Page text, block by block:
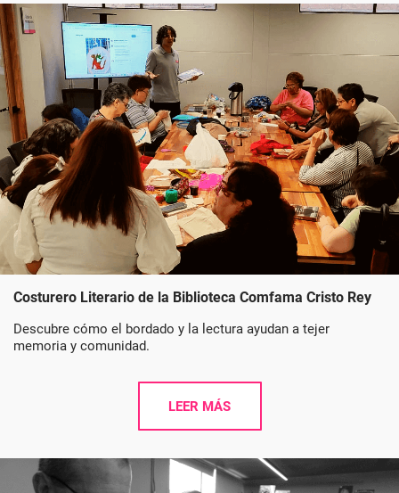
Costurero Literario de la Biblioteca Comfama Cristo Rey
Descubre cómo el bordado y la lectura ayudan a tejer
memoria y comunidad.
LEER MÁS